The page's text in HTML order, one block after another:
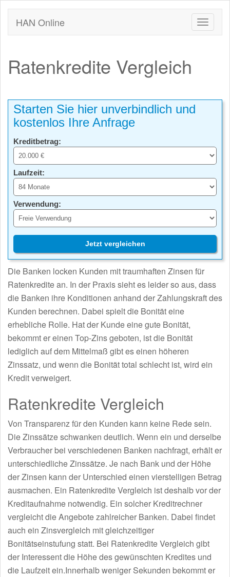
HAN Online
Ratenkredite Vergleich
Starten Sie hier unverbindlich und
kostenlos Ihre Anfrage
Kreditbetrag:
Laufzeit:
Verwendung:
Jetzt vergleichen
Die Banken locken Kunden mit traumhaften Zinsen für
Ratenkredite an. In der Praxis sieht es leider so aus, dass
die Banken ihre Konditionen anhand der Zahlungskraft des
Kunden berechnen. Dabei spielt die Bonität eine
erhebliche Rolle. Hat der Kunde eine gute Bonität,
bekommt er einen Top-Zins geboten, ist die Bonität
lediglich auf dem Mittelmaß gibt es einen höheren
Zinssatz, und wenn die Bonität total schlecht ist, wird ein
Kredit verweigert.
Ratenkredite Vergleich
Von Transparenz für den Kunden kann keine Rede sein.
Die Zinssätze schwanken deutlich. Wenn ein und derselbe
Verbraucher bei verschiedenen Banken nachfragt, erhält er
unterschiedliche Zinssätze. Je nach Bank und der Höhe
der Zinsen kann der Unterschied einen vierstelligen Betrag
ausmachen. Ein Ratenkredite Vergleich ist deshalb vor der
Kreditaufnahme notwendig. Ein solcher Kreditrechner
vergleicht die Angebote zahlreicher Banken. Dabei findet
auch ein Zinsvergleich mit gleichzeitiger
Bonitätseinstufung statt. Bei Ratenkredite Vergleich gibt
der Interessent die Höhe des gewünschten Kredites und
die Laufzeit ein.Innerhalb weniger Sekunden bekommt er